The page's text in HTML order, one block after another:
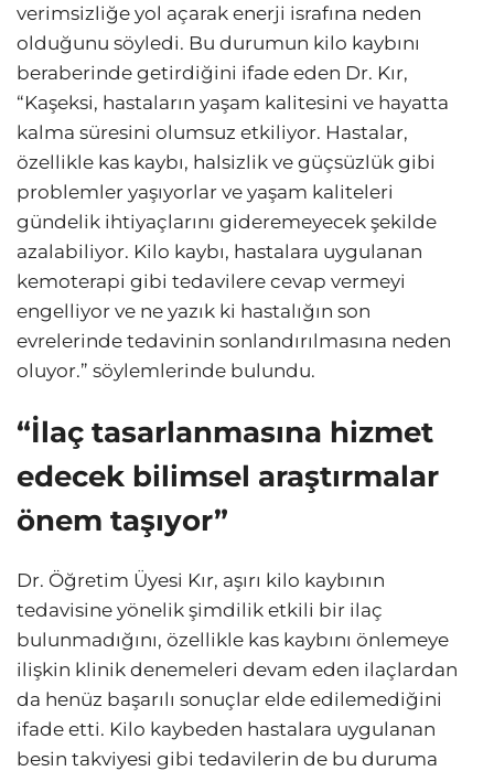
verimsizliğe yol açarak enerji israfına neden
olduğunu söyledi. Bu durumun kilo kaybını
beraberinde getirdiğini ifade eden Dr. Kır,
“Kaşeksi, hastaların yaşam kalitesini ve hayatta
kalma süresini olumsuz etkiliyor. Hastalar,
özellikle kas kaybı, halsizlik ve güçsüzlük gibi
problemler yaşıyorlar ve yaşam kaliteleri
gündelik ihtiyaçlarını gideremeyecek şekilde
azalabiliyor. Kilo kaybı, hastalara uygulanan
kemoterapi gibi tedavilere cevap vermeyi
engelliyor ve ne yazık ki hastalığın son
evrelerinde tedavinin sonlandırılmasına neden
oluyor.” söylemlerinde bulundu.
“İlaç tasarlanmasına hizmet
edecek bilimsel araştırmalar
önem taşıyor”
Dr. Öğretim Üyesi Kır, aşırı kilo kaybının
tedavisine yönelik şimdilik etkili bir ilaç
bulunmadığını, özellikle kas kaybını önlemeye
ilişkin klinik denemeleri devam eden ilaçlardan
da henüz başarılı sonuçlar elde edilemediğini
ifade etti. Kilo kaybeden hastalara uygulanan
besin takviyesi gibi tedavilerin de bu duruma